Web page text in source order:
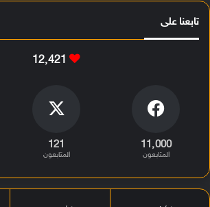
تابعنا على
12٬421
11٬000
المتابعون
121
المتابعون